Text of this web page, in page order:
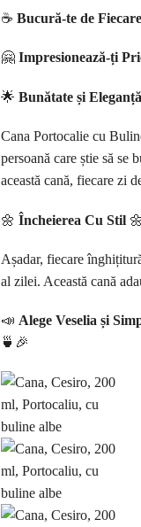
☕ Bucură-te de
🤗 Impresionează-ți
🌟 Bunătate și
Cana Portocalie cu
persoană care știe să
această cană, fiecare zi
🌼 Încheierea Cu Stil🌼
Așadar, fiecare
al zilei. Această cană
📣 Alege Veselia și
🍵🎉